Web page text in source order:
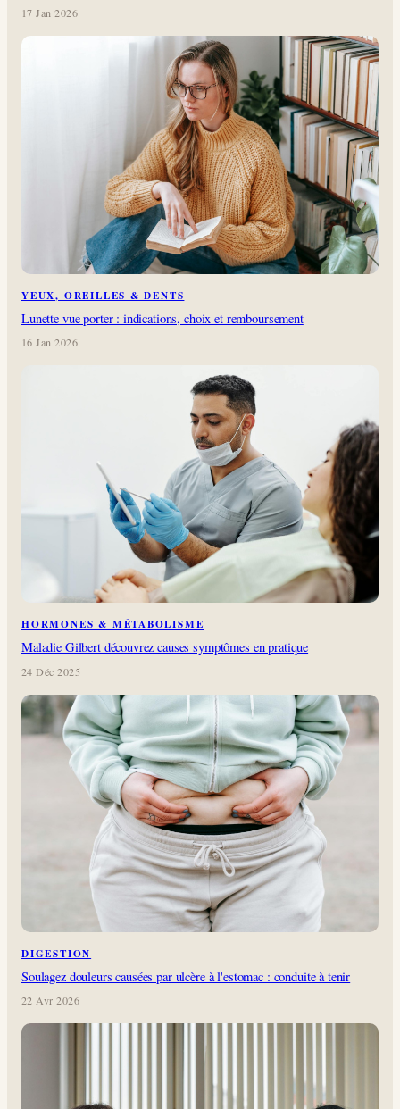
17 Jan 2026
YEUX, OREILLES & DENTS
Lunette vue porter : indications, choix et remboursement
16 Jan 2026
HORMONES & MÉTABOLISME
Maladie Gilbert découvrez causes symptômes en pratique
24 Déc 2025
DIGESTION
Soulagez douleurs causées par ulcère à l'estomac : conduite à tenir
22 Avr 2026